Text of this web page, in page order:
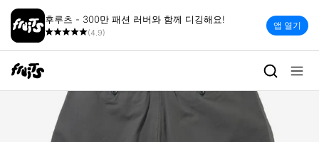
후루츠 - 300만 패션 러버와 함께 디깅해요!
(4.9)
앱 열기